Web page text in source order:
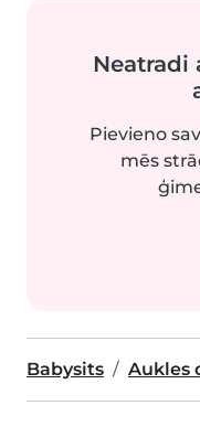
Neatradi
Pievieno
mēs
Babysits Aukles